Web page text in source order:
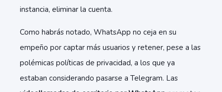
instancia, eliminar la cuenta.
Como habrás notado, WhatsApp no ceja en su
empeño por captar más usuarios y retener, pese a las
polémicas políticas de privacidad, a los que ya
estaban considerando pasarse a Telegram. Las